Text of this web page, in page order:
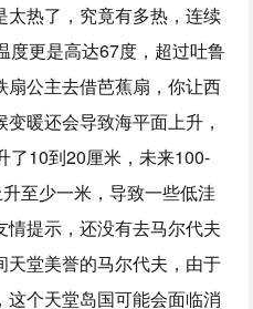
热了，究竟有多热，连续
度更是高达67度，超过吐鲁
公主去借芭蕉扇，你让西
暖还会导致海平面上升，
了10到20厘米，未来100-
至少一米，导致一些低洼
提示，还没有去马尔代夫
堂美誉的马尔代夫，由于
个天堂岛国可能会面临消